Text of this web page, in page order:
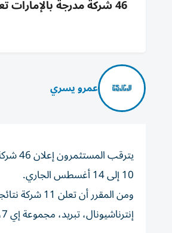
عمرو يسري
10 إلى 14 أغسطس الجاري.
إنترناشيونال، تبريد، مجموعة إي 7، أدنوك للإمداد، عمان والإمارات، التأمين فيدلتي المتحدة، الفجيرة الوطنية للتأمين.